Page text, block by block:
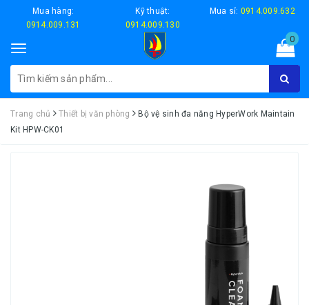
Mua hàng:
0914.009.131
Kỹ thuật:
0914.009.130
Mua sỉ: 0914.009.632
Toggle
navigation
0
Trang chủ Thiết bị văn phòng
Bộ vệ sinh đa năng HyperWork Maintain
Kit HPW-CK01